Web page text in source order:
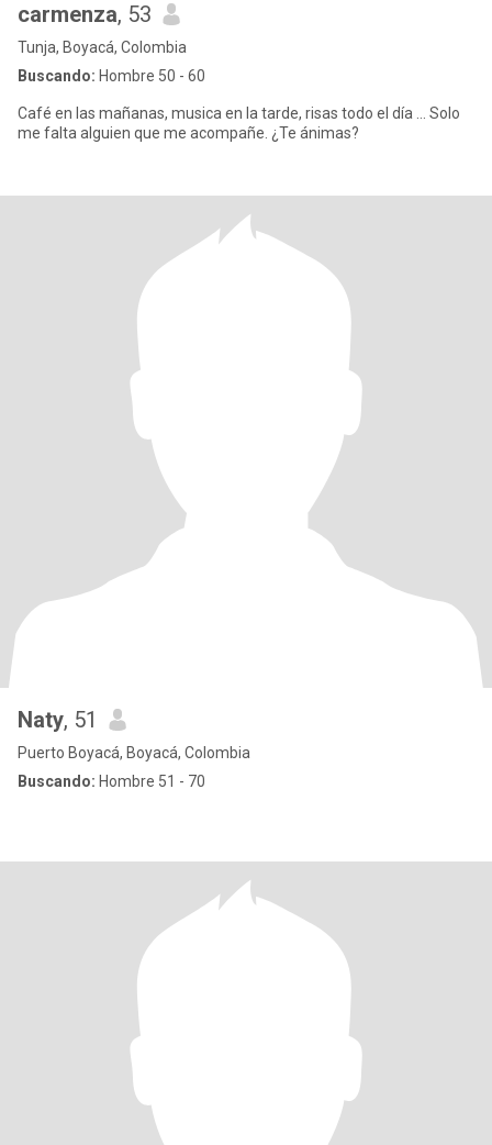
carmenza, 53
Tunja, Boyacá, Colombia
Buscando: Hombre 50 - 60
Café en las mañanas, musica en la tarde, risas todo el día ... Solo
me falta alguien que me acompañe. ¿Te ánimas?
Naty, 51
Puerto Boyacá, Boyacá, Colombia
Buscando: Hombre 51 - 70